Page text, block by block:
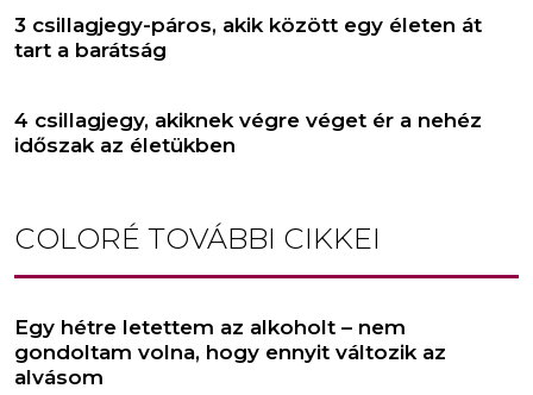
3 csillagjegy-páros, akik között egy életen át
tart a barátság
4 csillagjegy, akiknek végre véget ér a nehéz
időszak az életükben
COLORÉ TOVÁBBI CIKKEI
Egy hétre letettem az alkoholt – nem
gondoltam volna, hogy ennyit változik az
alvásom